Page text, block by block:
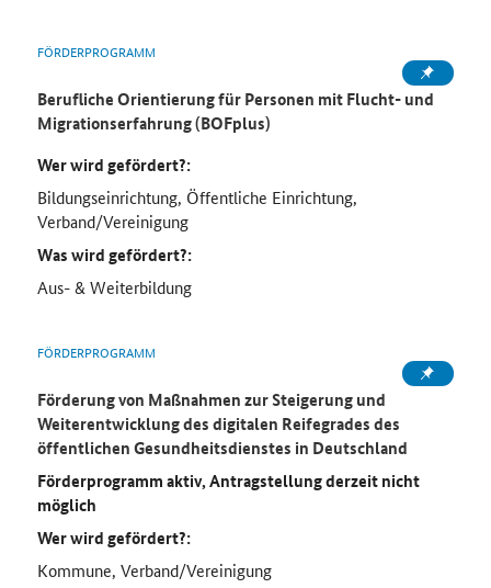
FÖRDERPROGRAMM
Berufliche Orientierung für Personen mit Flucht- und
Migrationserfahrung (BOFplus)
Wer wird gefördert?:
Bildungseinrichtung, Öffentliche Einrichtung,
Verband/Vereinigung
Was wird gefördert?:
Aus- & Weiterbildung
FÖRDERPROGRAMM
Förderung von Maßnahmen zur Steigerung und
Weiterentwicklung des digitalen Reifegrades des
öffentlichen Gesundheitsdienstes in Deutschland
Förderprogramm aktiv, Antragstellung derzeit nicht
möglich
Wer wird gefördert?:
Kommune, Verband/Vereinigung